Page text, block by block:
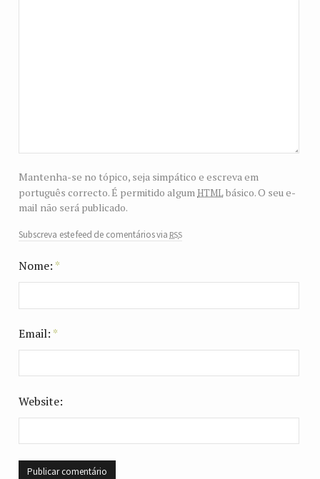
Mantenha-se no tópico, seja simpático e escreva em
português correcto. É permitido algum htmlbásico. O seu e-
mail não será publicado.
Subscreva este feed de comentários via rss
Nome: *
Email: *
Website: